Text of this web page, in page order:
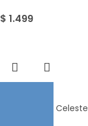
$ 1.499
Celeste